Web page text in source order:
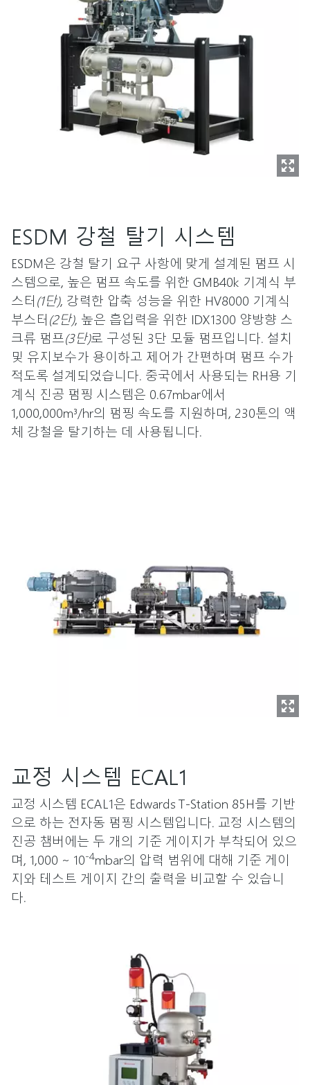
ESDM 강철 탈기 시스템
ESDM은 강철 탈기 요구 사항에 맞게 설계된 펌프 시
스템으로, 높은 펌프 속도를 위한 GMB40k 기계식 부
스터 (1단), 강력한 압축 성능을 위한 HV8000 기계식
부스터 (2단), 높은 흡입력을 위한 IDX1300 양방향 스
크류 펌프(3단)로 구성된 3단 모듈 펌프입니다. 설치
및 유지보수가 용이하고 제어가 간편하며 펌프 수가
적도록 설계되었습니다. 중국에서 사용되는 RH용 기
계식 진공 펌핑 시스템은 0.67mbar에서
1,000,000m³/hr의 펌핑 속도를 지원하며, 230톤의 액
체 강철을 탈기하는 데 사용됩니다.
교정 시스템 ECAL1
교정 시스템 ECAL1은 Edwards T-Station 85H를 기반
으로 하는 전자동 펌핑 시스템입니다. 교정 시스템의
진공 챔버에는 두 개의 기준 게이지가 부착되어 있으
며, 1,000 ~ 10-4mbar의 압력 범위에 대해 기준 게이
지와 테스트 게이지 간의 출력을 비교할 수 있습니
다.